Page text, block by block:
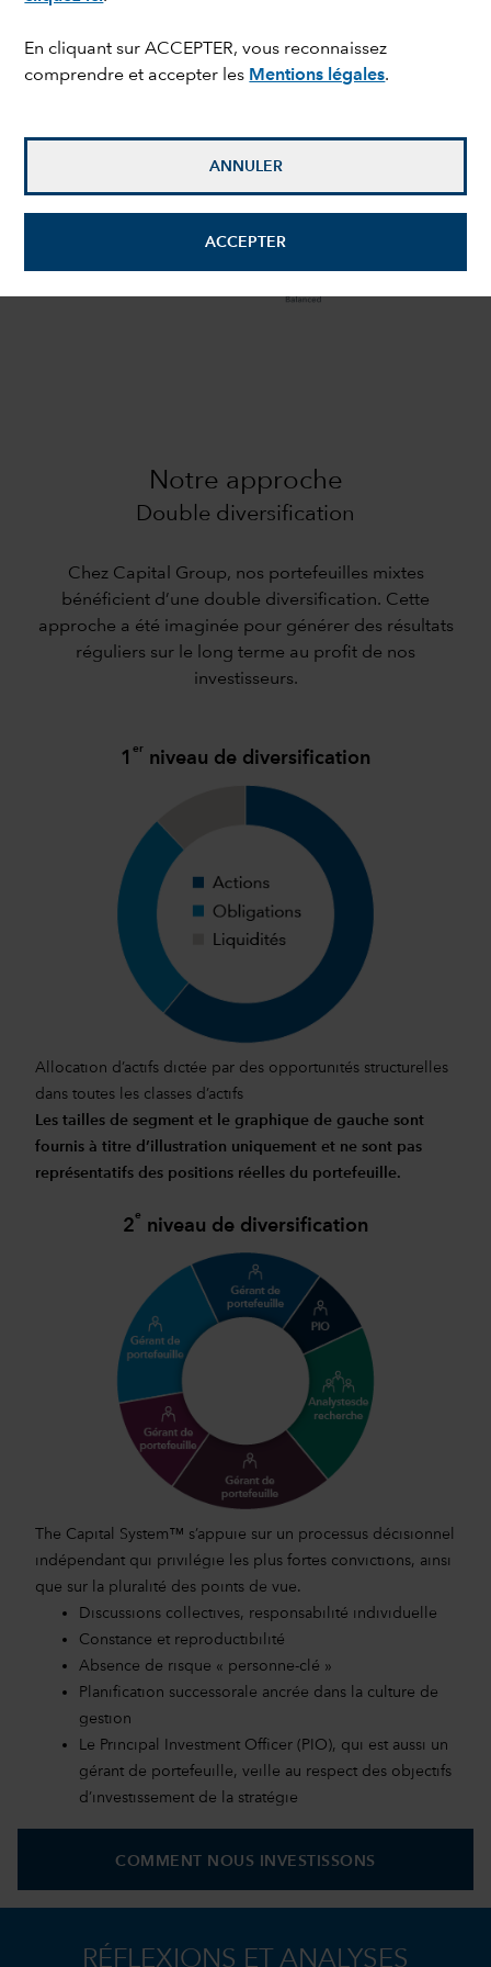
En cliquant sur ACCEPTER, vous reconnaissez
comprendre et accepter les Mentions légales.
ANNULER
ACCEPTER
Notre approche
Double diversification
Chez Capital Group, nos portefeuilles mixtes
bénéficient d’une double diversification. Cette
approche a été imaginée pour générer des résultats
réguliers sur le long terme au profit de nos
investisseurs.
1
er
niveau de diversification
Allocation d’actifs dictée par des opportunités structurelles
dans toutes les classes d’actifs
Les tailles de segment et le graphique de gauche sont
fournis à titre d’illustration uniquement et ne sont pas
représentatifs des positions réelles du portefeuille.
2
e
niveau de diversification
The Capital System™ s’appuie sur un processus décisionnel
indépendant qui privilégie les plus fortes convictions, ainsi
que sur la pluralité des points de vue.
Discussions collectives, responsabilité individuelle
Constance et reproductibilité
Absence de risque « personne-clé »
Planification successorale ancrée dans la culture de
gestion
Le Principal Investment Officer (PIO), qui est aussi un
gérant de portefeuille, veille au respect des objectifs
d’investissement de la stratégie
COMMENT NOUS INVESTISSONS
RÉFLEXIONS ET ANALYSES